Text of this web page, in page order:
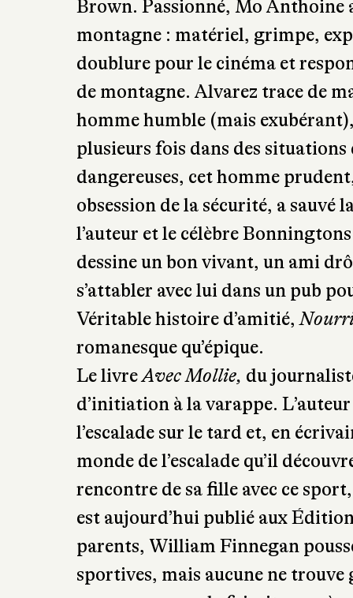
doublure pour le cinéma et
de montagne. Alvarez trace de
homme humble (mais
plusieurs fois dans des
dangereuses, cet homme
obsession de la sécurité, a sauvé
l’auteur et le célèbre
dessine un bon vivant, un ami
s’attabler avec lui dans un pub
Véritable histoire d’amitié,
romanesque qu’épique.
Avec Mollie,
d’initiation à la varappe.
l’escalade sur le tard et, en
monde de l’escalade qu’il
rencontre de sa fille avec ce
est aujourd’hui publié aux
parents, William Finnegan
sportives, mais aucune ne
vagues, comme le faisait son
Aussi quand, lors de